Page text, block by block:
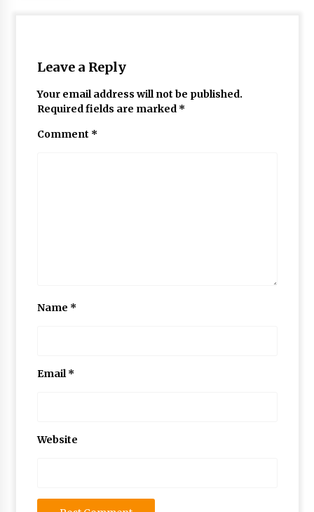
Leave a Reply
Your email address will not be published.
Required fields are marked *
Comment *
Name *
Email*
Website